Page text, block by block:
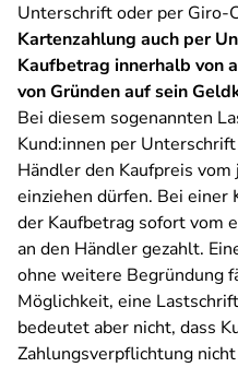
Unterschrift oder per Giro-
Kartenzahlung auch per
Kaufbetrag innerhalb von
von Gründen auf sein
Bei diesem sogenannten
Kund:innen per
Händler den Kaufpreis
einziehen dürfen. Bei einer
der Kaufbetrag sofort vom
an den Händler gezahlt.
ohne weitere Begründung
Möglichkeit, eine
bedeutet aber nicht, dass
Zahlungsverpflichtung